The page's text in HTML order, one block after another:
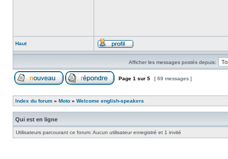
Haut
Afficher les messages postés depuis:
Page 1 sur 5 [ 69 messages ]
Index du forum » Moto » Welcome english-speakers
Qui est en ligne
Utilisateurs parcourant ce forum: Aucun utilisateur enregistré et 1 invité